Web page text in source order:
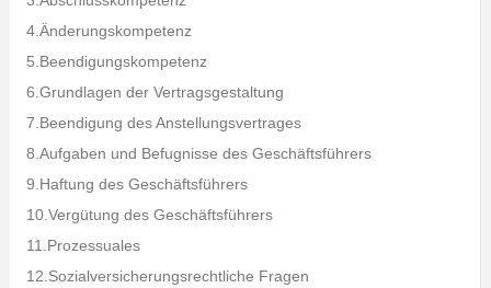
4.Änderungskompetenz
5.Beendigungskompetenz
6.Grundlagen der Vertragsgestaltung
7.Beendigung des Anstellungsvertrages
8.Aufgaben und Befugnisse des Geschäftsführers
9.Haftung des Geschäftsführers
10.Vergütung des Geschäftsführers
11.Prozessuales
12.Sozialversicherungsrechtliche Fragen